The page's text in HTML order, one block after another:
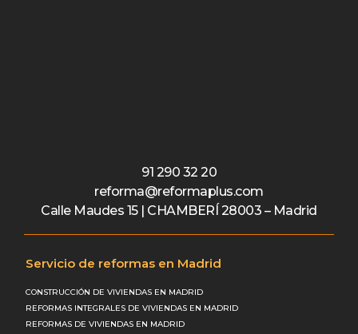
91 290 32 20
reforma@reformaplus.com
Calle Maudes 15 | CHAMBERÍ 28003 – Madrid
Servicio de reformas en Madrid
CONSTRUCCIÓN DE VIVIENDAS EN MADRID
REFORMAS INTEGRALES DE VIVIENDAS EN MADRID
REFORMAS DE VIVIENDAS EN MADRID